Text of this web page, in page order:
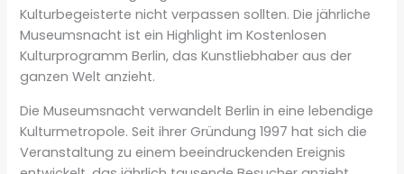
Kulturbegeisterte nicht verpassen sollten. Die jährliche
Museumsnacht ist ein Highlight im Kostenlosen
Kulturprogramm Berlin, das Kunstliebhaber aus der
ganzen Welt anzieht.
Die Museumsnacht verwandelt Berlin in eine lebendige
Kulturmetropole. Seit ihrer Gründung 1997 hat sich die
Veranstaltung zu einem beeindruckenden Ereignis